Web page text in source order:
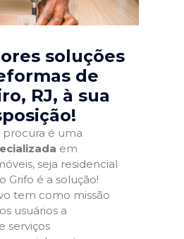
soluções
de
RJ, à sua
procura é uma
em
seja residencial
Grifo é a solução!
tem como missão
usuários a
serviços